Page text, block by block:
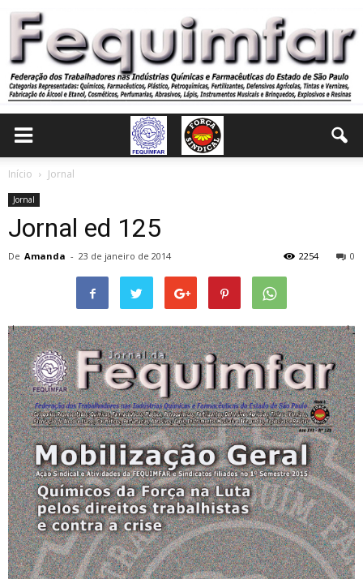
Início Jornal
Jornal
Jornal ed 125
De Amanda - 23 de janeiro de 2014 0
2254